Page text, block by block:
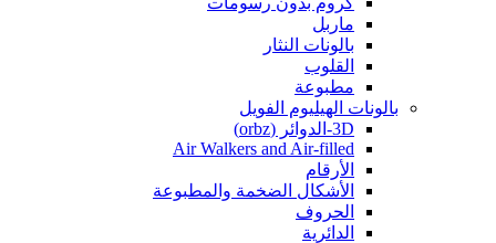
ماربل
بالونات النثار
القلوب
مطبوعة
بالونات الهيليوم الفويل
3D-الدوائر (orbz)
Air Walkers and Air-filled
الأرقام
الأشكال الضخمة والمطبوعة
الحروف
الدائرية